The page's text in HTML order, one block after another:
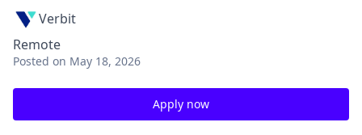
Verbit
Remote
Posted on May 18, 2026
Apply now